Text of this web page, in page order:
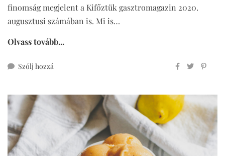
finomság megjelent a Kifőztük gasztromagazin 2020.
augusztusi számában is. Mi is…
Olvass tovább...
Szólj hozzá
shake
(vegán,
mindenmentes)